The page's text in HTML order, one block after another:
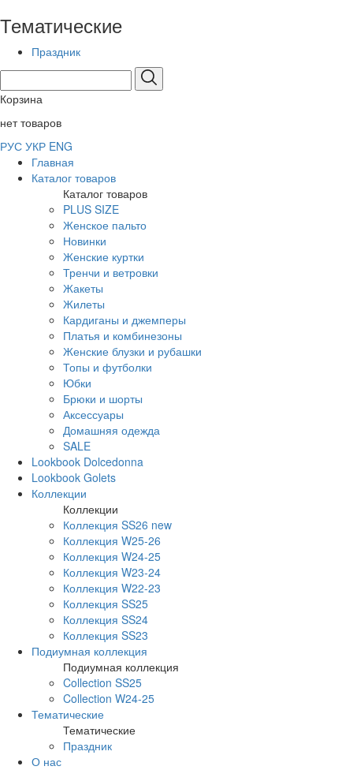
Тематические
Праздник
Корзина
нет товаров
РУС УКР ENG
Главная
Каталог товаров
Каталог товаров
PLUS SIZE
Женское пальто
Новинки
Женские куртки
Тренчи и ветровки
Жакеты
Жилеты
Кардиганы и джемперы
Платья и комбинезоны
Женские блузки и рубашки
Топы и футболки
Юбки
Брюки и шорты
Аксессуары
Домашняя одежда
SALE
Lookbook Dolcedonna
Lookbook Golets
Коллекции
Коллекции
Коллекция SS26 new
Коллекция W25-26
Коллекция W24-25
Коллекция W23-24
Коллекция W22-23
Коллекция SS25
Коллекция SS24
Коллекция SS23
Подиумная коллекция
Подиумная коллекция
Collection SS25
Collection W24-25
Тематические
Тематические
Праздник
О нас